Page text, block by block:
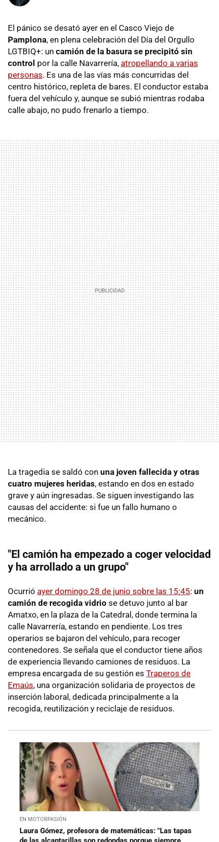
El pánico se desató ayer en el Casco Viejo de
Pamplona, en plena celebración del Día del Orgullo
LGTBIQ+: un camión de la basura se precipitó sin
control por la calle Navarrería, atropellando a varias
personas. Es una de las vías más concurridas del
centro histórico, repleta de bares. El conductor estaba
fuera del vehículo y, aunque se subió mientras rodaba
calle abajo, no pudo frenarlo a tiempo.
La tragedia se saldó con una joven fallecida y otras
cuatro mujeres heridas, estando en dos en estado
grave y aún ingresadas. Se siguen investigando las
causas del accidente: si fue un fallo humano o
mecánico.
"El camión ha empezado a coger velocidad
y ha arrollado a un grupo"
Ocurrió ayer domingo 28 de junio sobre las 15:45: un
camión de recogida vidrio se detuvo junto al bar
Amatxo, en la plaza de la Catedral, donde termina la
calle Navarrería, estando en pendiente. Los tres
operarios se bajaron del vehículo, para recoger
contenedores. Se señala que el conductor tiene años
de experiencia llevando camiones de residuos. La
empresa encargada de su gestión es Traperos de
Emaús, una organización solidaria de proyectos de
inserción laboral, dedicada principalmente a la
recogida, reutilización y reciclaje de residuos.
EN MOTORPASIÓN
Laura Gómez, profesora de matemáticas: "Las tapas